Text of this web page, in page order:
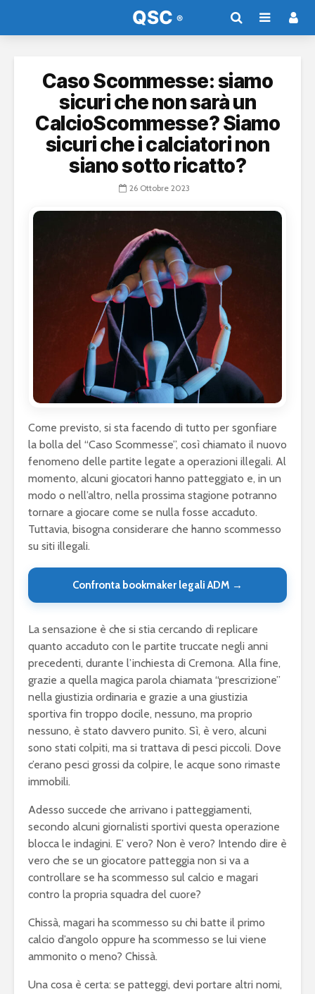
Caso Scommesse: siamo
sicuri che non sarà un
CalcioScommesse? Siamo
sicuri che i calciatori non
siano sotto ricatto?
26 Ottobre 2023
Come previsto, si sta facendo di tutto per sgonfiare
la bolla del “Caso Scommesse”, così chiamato il nuovo
fenomeno delle partite legate a operazioni illegali. Al
momento, alcuni giocatori hanno patteggiato e, in un
modo o nell’altro, nella prossima stagione potranno
tornare a giocare come se nulla fosse accaduto.
Tuttavia, bisogna considerare che hanno scommesso
su siti illegali.
Confronta bookmaker legali ADM →
La sensazione è che si stia cercando di replicare
quanto accaduto con le partite truccate negli anni
precedenti, durante l’inchiesta di Cremona. Alla fine,
grazie a quella magica parola chiamata “prescrizione”
nella giustizia ordinaria e grazie a una giustizia
sportiva fin troppo docile, nessuno, ma proprio
nessuno, è stato davvero punito. Sì, è vero, alcuni
sono stati colpiti, ma si trattava di pesci piccoli. Dove
c’erano pesci grossi da colpire, le acque sono rimaste
immobili.
Adesso succede che arrivano i patteggiamenti,
secondo alcuni giornalisti sportivi questa operazione
blocca le indagini. E’ vero? Non è vero? Intendo dire è
vero che se un giocatore patteggia non si va a
controllare se ha scommesso sul calcio e magari
contro la propria squadra del cuore?
Chissà, magari ha scommesso su chi batte il primo
calcio d’angolo oppure ha scommesso se lui viene
ammonito o meno? Chissà.
Una cosa è certa: se patteggi, devi portare altri nomi,